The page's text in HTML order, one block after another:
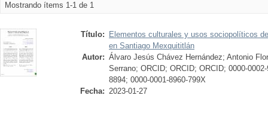
Mostrando ítems 1-1 de 1
Título:
Elementos culturales y usos sociopolíticos
en Santiago Mexquititlán
Autor: Álvaro Jesús Chávez Hernández; Antonio
Serrano; ORCID; ORCID; ORCID; 0000-
8894; 0000-0001-8960-799X
Fecha: 2023-01-27